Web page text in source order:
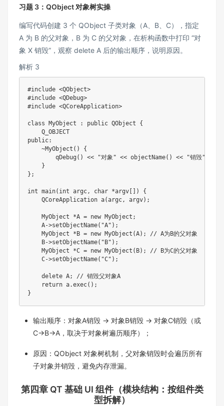
习题 3：QObject 对象树实操​
编写代码创建 3 个 QObject 子类对象（A、B、C），指定
A 为 B 的父对象，B 为 C 的父对象，在析构函数中打印 “对
象 X 销毁”，观察 delete A 后的输出顺序，说明原因。
解析 3
#include <QObject>
#include <QDebug>
#include <QCoreApplication>
class MyObject : public QObject {
    Q_OBJECT
public:
    ~MyObject() {
        qDebug() << "对象" << objectName() << "销毁";
    }
};
int main(int argc, char *argv[]) {
    QCoreApplication a(argc, argv);
    MyObject *A = new MyObject;
    A->setObjectName("A");
    MyObject *B = new MyObject(A); // A为B的父对象
    B->setObjectName("B");
    MyObject *C = new MyObject(B); // B为C的父对象
    C->setObjectName("C");
    delete A; // 销毁父对象A
    return a.exec();
}
输出顺序：对象A销毁 → 对象B销毁 → 对象C销毁（或
C→B→A，取决于对象树遍历顺序）；​
原因：QObject 对象树机制，父对象销毁时会遍历所有
子对象并销毁，避免内存泄漏。
第四章 QT 基础 UI 组件（模块结构：按组件类
型拆解）​